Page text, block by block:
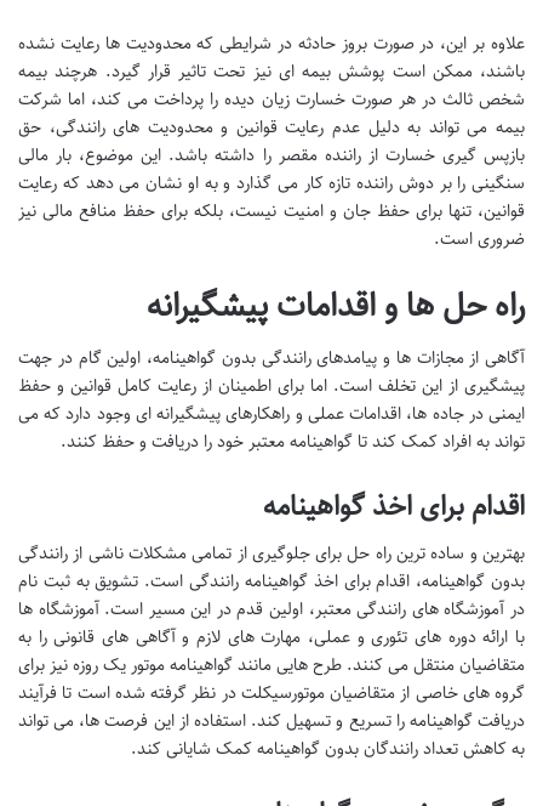
علاوه بر این، در صورت بروز حادثه در شرایطی که محدودیت ها رعایت نشده
باشند، ممکن است پوشش بیمه ای نیز تحت تاثیر قرار گیرد. هرچند بیمه
شخص ثالث در هر صورت خسارت زیان دیده را پرداخت می کند، اما شرکت
بیمه می تواند به دلیل عدم رعایت قوانین و محدودیت های رانندگی، حق
بازپس گیری خسارت از راننده مقصر را داشته باشد. این موضوع، بار مالی
سنگینی را بر دوش راننده تازه کار می گذارد و به او نشان می دهد که رعایت
قوانین، تنها برای حفظ جان و امنیت نیست، بلکه برای حفظ منافع مالی نیز
ضروری است.
راه حل ها و اقدامات پیشگیرانه
آگاهی از مجازات ها و پیامدهای رانندگی بدون گواهینامه، اولین گام در جهت
پیشگیری از این تخلف است. اما برای اطمینان از رعایت کامل قوانین و حفظ
ایمنی در جاده ها، اقدامات عملی و راهکارهای پیشگیرانه ای وجود دارد که می
تواند به افراد کمک کند تا گواهینامه معتبر خود را دریافت و حفظ کنند.
اقدام برای اخذ گواهینامه
بهترین و ساده ترین راه حل برای جلوگیری از تمامی مشکلات ناشی از رانندگی
بدون گواهینامه، اقدام برای اخذ گواهینامه رانندگی است. تشویق به ثبت نام
در آموزشگاه های رانندگی معتبر، اولین قدم در این مسیر است. آموزشگاه ها
با ارائه دوره های تئوری و عملی، مهارت های لازم و آگاهی های قانونی را به
متقاضیان منتقل می کنند. طرح هایی مانند گواهینامه موتور یک روزه نیز برای
گروه های خاصی از متقاضیان موتورسیکلت در نظر گرفته شده است تا فرآیند
دریافت گواهینامه را تسریع و تسهیل کند. استفاده از این فرصت ها، می تواند
به کاهش تعداد رانندگان بدون گواهینامه کمک شایانی کند.